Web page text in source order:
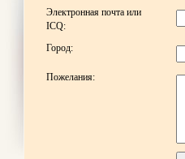
Электронная почта или
ICQ:
Город:
Пожелания: